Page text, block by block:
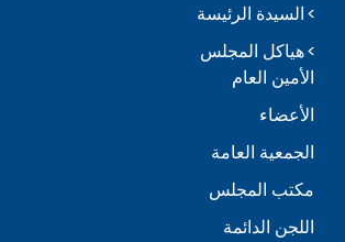
السيدة الرئيسة
هياكل المجلس
الأمين العام
الأعضاء
الجمعية العامة
مكتب المجلس
اللجن الدائمة